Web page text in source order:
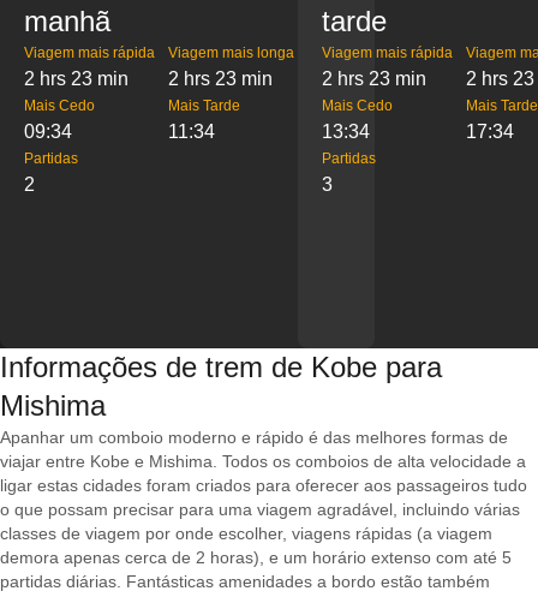
manhã
Viagem mais rápida
2 hrs 23 min
Viagem mais longa
2 hrs 23 min
Mais Cedo
09:34
Mais Tarde
11:34
Partidas
2
tarde
Viagem mais rápida
2 hrs 23 min
Viagem
2 hrs
Mais Cedo
13:34
Mais Tarde
17:34
Partidas
3
Informações de trem de Kobe para
Mishima
Apanhar um comboio moderno e rápido é das melhores formas de
viajar entre Kobe e Mishima. Todos os comboios de alta velocidade a
ligar estas cidades foram criados para oferecer aos passageiros tudo
o que possam precisar para uma viagem agradável, incluindo várias
classes de viagem por onde escolher, viagens rápidas (a viagem
demora apenas cerca de 2 horas), e um horário extenso com até 5
partidas diárias. Fantásticas amenidades a bordo estão também